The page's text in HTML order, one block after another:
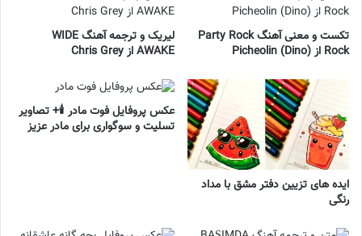
تکست و معنی آهنگ Party Rock
Rock از Picheolin (Dino)
لیریک و ترجمه آهنگ WIDE
AWAKE از Chris Grey
ایده های تزیین دفتر مشق با مداد
رنگی
عکس پروفایل فوت مادر 🕯️+ تصاویر
تسلیت و سوگواری برای مادر عزیز